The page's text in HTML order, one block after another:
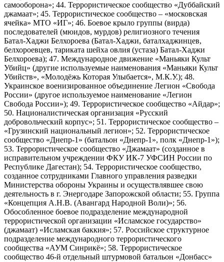
самооборона»; 44. Террористическое сообщество «Дуббайский
джамаат»; 45. Террористическое сообщество – «московская
ячейка» МТО «ИГ»; 46. Боевое крыло группы (вирда)
последователей (мюидов, мурдов) религиозного течения
Батал-Хаджи Белхороева (Батал-Хаджи, баталхаджинцев,
белхороевцев, тариката шейха овлия (устаза) Батал-Хаджи
Белхороева); 47. Международное движение «Маньяки Культ
Убийц» (другие используемые наименования «Маньяки Культ
Убийств», «Молодёжь Которая Улыбается», М.К.У.); 48.
Украинское военизированное объединение Легион «Свобода
России» (другое используемое наименование «Легион
Свобода России»); 49. Террористическое сообщество «Айдар»;
50. Националистическая организация «Русский
добровольческий корпус»; 51. Террористическое сообщество –
«Грузинский национальный легион»; 52. Террористическое
сообщество «Днепр-1» (батальон «Днепр-1», полк «Днепр-1»);
53. Террористическое сообщество «Джамаат» (созданное в
исправительном учреждении ФКУ ИК-7 УФСИН России по
Республике Дагестан); 54. Террористическое сообщество,
созданное сотрудниками Главного управления разведки
Министерства обороны Украины и осуществлявшее свою
деятельность в г. Энергодаре Запорожской области; 55. Группа
«Концепция А.Н.В. (Авангард Народной Воли)»; 56.
Обособленное боевое подразделение международной
террористической организации «Исламское государство»
(джамаат) «Исламская баккия»; 57. Российское структурное
подразделение международного террористического
сообщества «АУМ Синрикё»; 58. Террористическое
сообщество 46-й отдельный штурмовой батальон «Донбасс»